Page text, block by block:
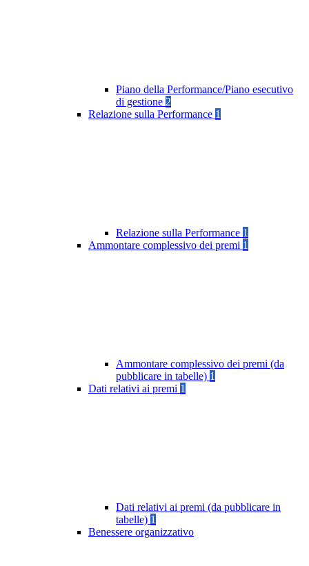
Piano della Performance/Piano esecutivo
di gestione 2
Relazione sulla Performance 1
Relazione sulla Performance 1
Ammontare complessivo dei premi 1
Ammontare complessivo dei premi (da
pubblicare in tabelle) 1
Dati relativi ai premi 1
Dati relativi ai premi (da pubblicare in
tabelle) 1
Benessere organizzativo